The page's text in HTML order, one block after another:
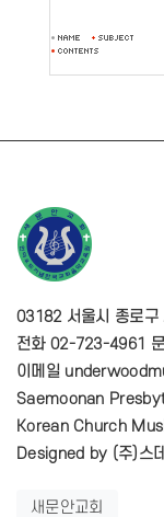
03182 서울시 종로구
전화 02-723-4961
이메일
Saemoonan
Korean Church
Designed by (주)스
새문안교회